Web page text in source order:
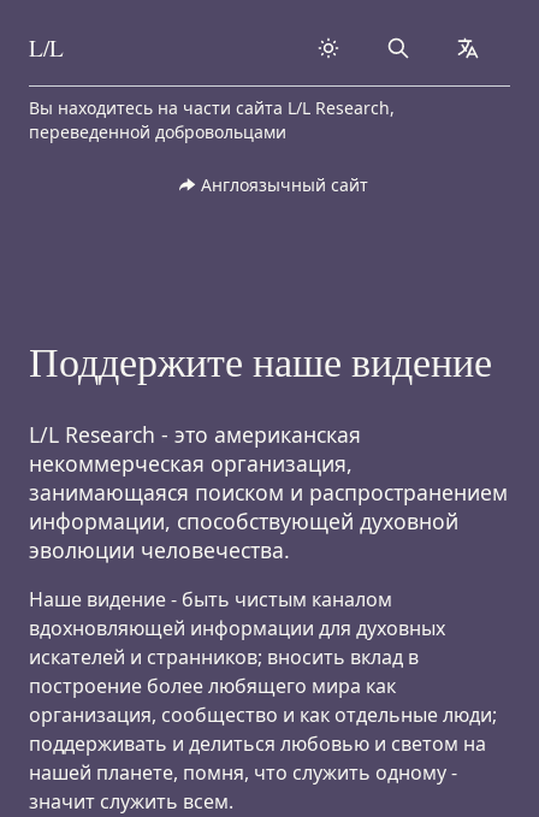
Skip to content
L/L Search
Вы находитесь на части сайта L/L Research,
переведенной добровольцами
Англоязычный сайт
Поддержите наше видение
L/L Research - это американская
некоммерческая организация,
занимающаяся поиском и распространением
информации, способствующей духовной
эволюции человечества.
Наше видение - быть чистым каналом
вдохновляющей информации для духовных
искателей и странников; вносить вклад в
построение более любящего мира как
организация, сообщество и как отдельные люди;
поддерживать и делиться любовью и светом на
нашей планете, помня, что служить одному -
значит служить всем.